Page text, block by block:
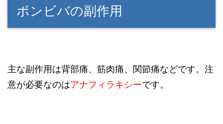
ボンビバの副作用
主な副作用は背部痛、筋肉痛、関節痛などです。注
意が必要なのはアナフィラキシーです。